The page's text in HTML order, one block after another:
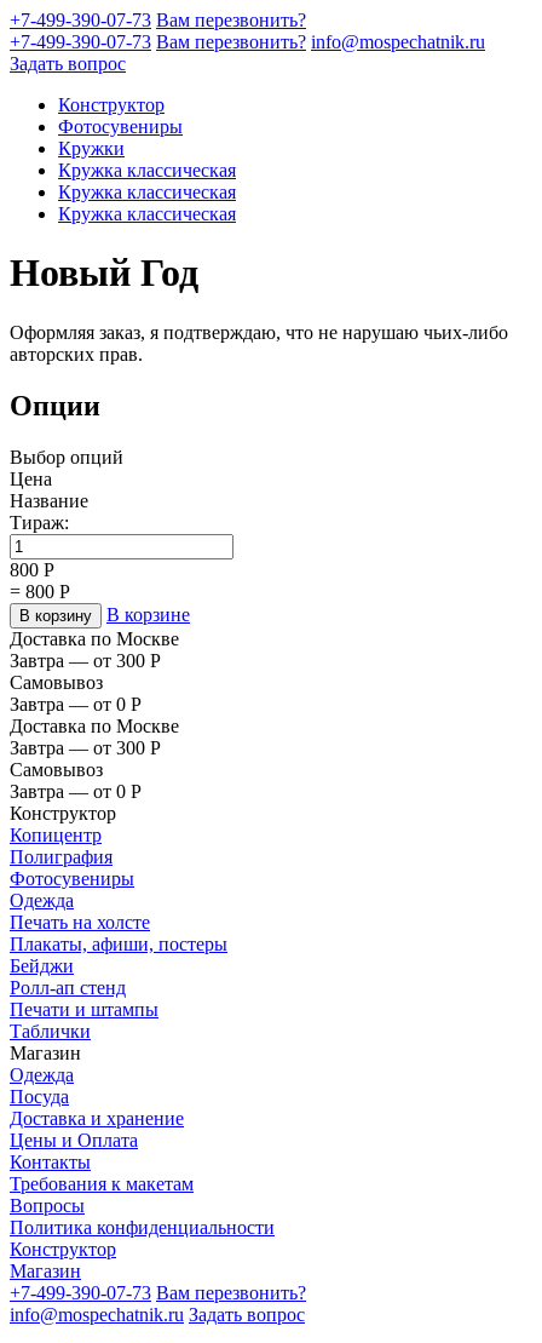
+7-499-390-07-73 Вам перезвонить?
+7-499-390-07-73 Вам перезвонить? info@mospechatnik.ru
Задать вопрос
Конструктор
Фотосувениры
Кружки
Кружка классическая
Кружка классическая
Кружка классическая
Новый Год
Оформляя заказ, я подтверждаю, что не нарушаю чьих-либо
авторских прав.
Опции
Выбор опций
Цена
Название
Тираж:
800 Р
= 800 Р
В корзину
В корзине
Доставка по Москве
Завтра — от 300 Р
Самовывоз
Завтра — от 0 Р
Доставка по Москве
Завтра — от 300 Р
Самовывоз
Завтра — от 0 Р
Конструктор
Копицентр
Полиграфия
Фотосувениры
Одежда
Печать на холсте
Плакаты, афиши, постеры
Бейджи
Ролл-ап стенд
Печати и штампы
Таблички
Магазин
Одежда
Посуда
Доставка и хранение
Цены и Оплата
Контакты
Требования к макетам
Вопросы
Политика конфиденциальности
Конструктор
Магазин
+7-499-390-07-73 Вам перезвонить?
info@mospechatnik.ru Задать вопрос